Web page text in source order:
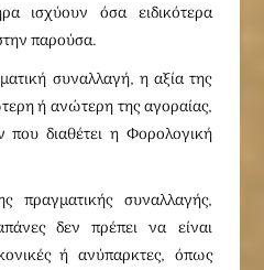
ισχύουν όσα ειδικότερα
παρούσα.
συναλλαγή, η αξία της
ή ανώτερη της αγοραίας,
διαθέτει η Φορολογική
πραγματικής συναλλαγής,
δεν πρέπει να είναι
ή ανύπαρκτες, όπως